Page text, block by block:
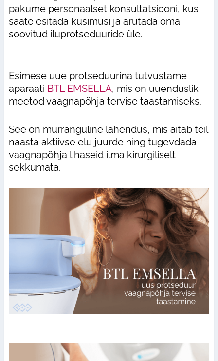
pakume personaalset konsultatsiooni, kus
saate esitada küsimusi ja arutada oma
soovitud iluprotseduuride üle.
Esimese uue protseduurina tutvustame
aparaati BTL EMSELLA, mis on uuenduslik
meetod vaagnapõhja tervise taastamiseks.
See on murranguline lahendus, mis aitab teil
naasta aktiivse elu juurde ning tugevdada
vaagnapõhja lihaseid ilma kirurgiliselt
sekkumata.